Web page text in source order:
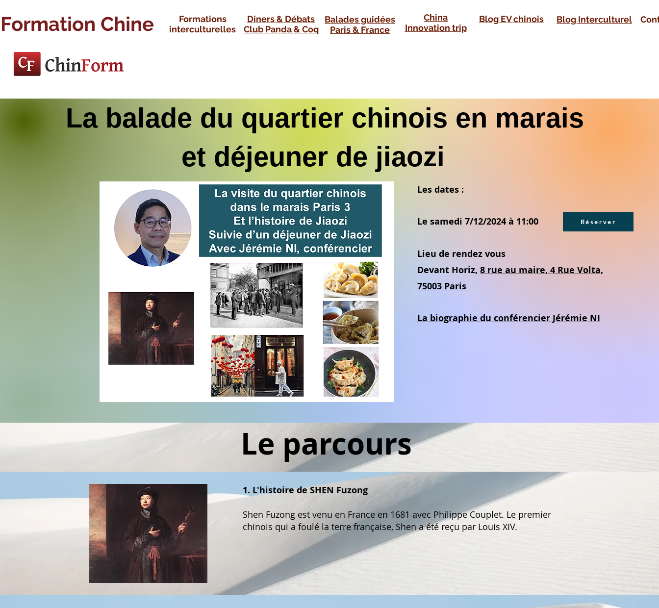
Formation Chine
Formations
interculturelles
Diners & Débats
Club Panda & Coq
Balades guidées
Paris & France
China
Innovation trip
Blog EV chinois Blog Interculturel
La balade du quartier chinois en marais
et déjeuner de jiaozi
Les dates :
Le samedi 7/12/2024 à 11:00
Lieu de rendez vous
Devant Horiz, 8 rue au maire, 4 Rue Volta,
75003 Paris
La biographie du conférencier Jérémie NI
Réserver
Le parcours
1. L'histoire de SHEN Fuzong
Shen Fuzong est venu en France en 1681 avec Philippe Couplet. Le premier
chinois qui a foulé la terre française, Shen a été reçu par Louis XIV.